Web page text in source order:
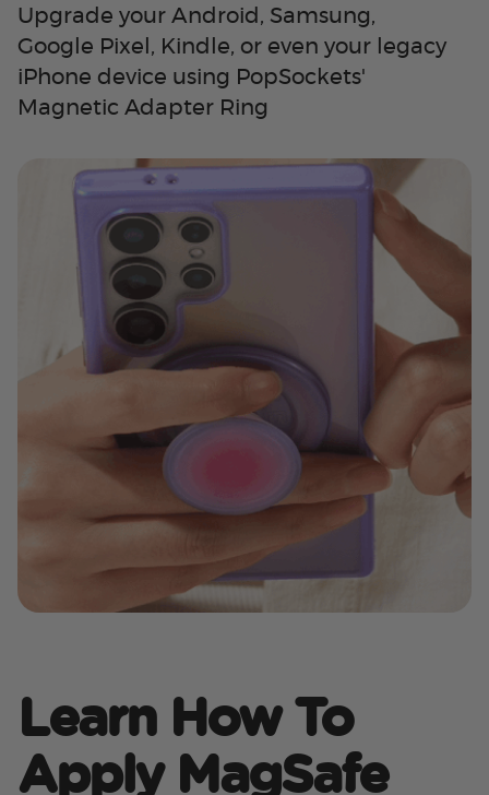
Upgrade your Android, Samsung,
Google Pixel, Kindle, or even your legacy
iPhone device using PopSockets'
Magnetic Adapter Ring
Learn How To
Apply MagSafe